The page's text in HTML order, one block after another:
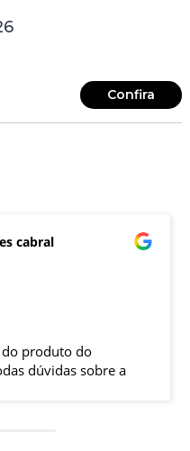
Confira
cabral
produto do
dúvidas sobre a
associação dessa